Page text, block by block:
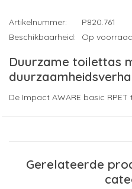
Artikelnummer:
P820.761
Beschikbaarheid:
Op
Duurzame toilettas
De Impact AWARE basic
verplaatsingen.
Gerelateerde